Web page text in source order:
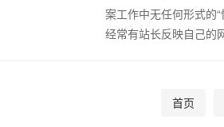
案工作中无任何形式的
经常有站长反映自己的
首页